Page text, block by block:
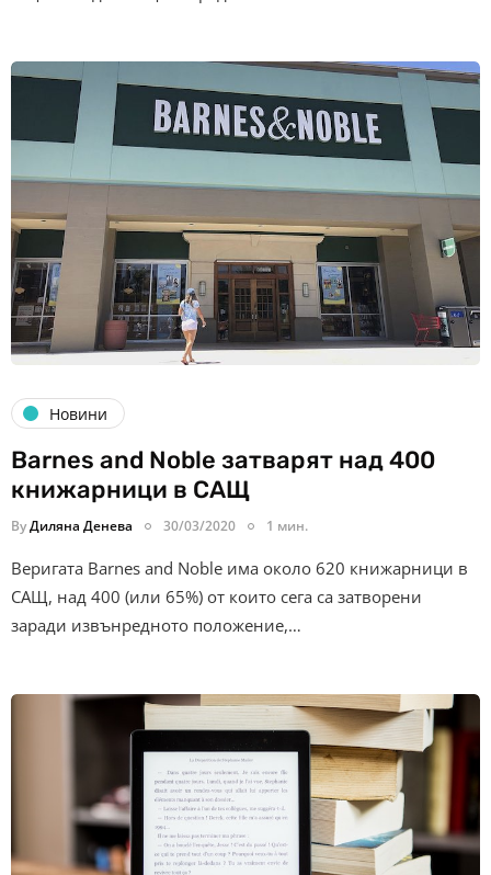
Новини
Barnes and Noble затварят над 400
книжарници в САЩ
ByДиляна Денева 30/03/2020 1 мин.
Веригата Barnes and Noble има около 620 книжарници в
САЩ, над 400 (или 65%) от които сега са затворени
заради извънредното положение,…